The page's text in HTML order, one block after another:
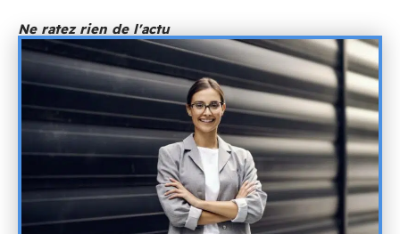
Ne ratez rien de l'actu